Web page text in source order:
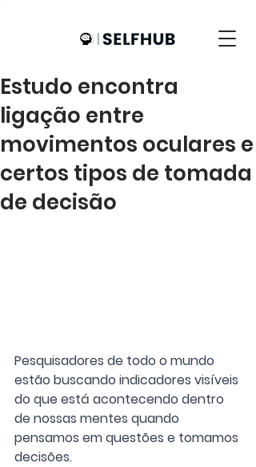
Estudo encontra
ligação entre
movimentos oculares e
certos tipos de tomada
de decisão
Pesquisadores de todo o mundo
estão buscando indicadores visíveis
do que está acontecendo dentro
de nossas mentes quando
pensamos em questões e tomamos
decisões.